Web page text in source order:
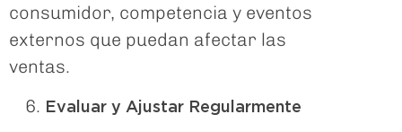
consumidor, competencia y eventos
externos que puedan afectar las
ventas.
Evaluar y Ajustar Regularmente